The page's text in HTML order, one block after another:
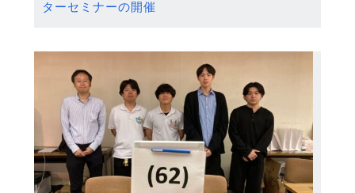
ターセミナーの開催